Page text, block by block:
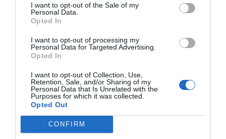
I want to opt-out of the Sale of my
Personal Data.
Opted In
I want to opt-out of processing my
Personal Data for Targeted Advertising.
Opted In
I want to opt-out of Collection, Use,
Retention, Sale, and/or Sharing of my
Personal Data that Is Unrelated with the
Purposes for which it was collected.
Opted Out
CONFIRM
El cotxe urbà
elèctric de Seat
veurà la llum el
per la covid-19